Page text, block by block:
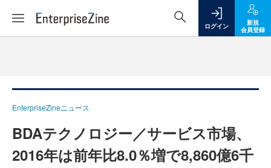
ログイン
新規
会員登録
EnterpriseZineニュース
BDAテクノロジー／サービス市場、
2016年は前年比8.0％増で8,860億6千